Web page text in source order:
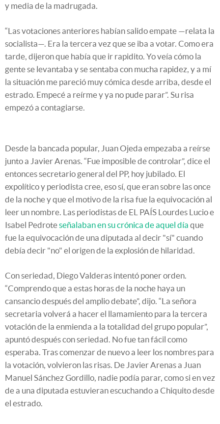
y media de la madrugada.
“Las votaciones anteriores habían salido empate —relata la
socialista—. Era la tercera vez que se iba a votar. Como era
tarde, dijeron que había que ir rapidito. Yo veía cómo la
gente se levantaba y se sentaba con mucha rapidez, y a mí
la situación me pareció muy cómica desde arriba, desde el
estrado. Empecé a reírme y ya no pude parar”. Su risa
empezó a contagiarse.
Desde la bancada popular, Juan Ojeda empezaba a reírse
junto a Javier Arenas. “Fue imposible de controlar”, dice el
entonces secretario general del PP, hoy jubilado. El
expolítico y periodista cree, eso sí, que eran sobre las once
de la noche y que el motivo de la risa fue la equivocación al
leer un nombre. Las periodistas de EL PAÍS Lourdes Lucio e
Isabel Pedroteseñalaban en su crónica de aquel día que
fue la equivocación de una diputada al decir "sí" cuando
debía decir "no" el origen de la explosión de hilaridad.
Con seriedad, Diego Valderas intentó poner orden.
“Comprendo que a estas horas de la noche haya un
cansancio después del amplio debate”, dijo. “La señora
secretaria volverá a hacer el llamamiento para la tercera
votación de la enmienda a la totalidad del grupo popular”,
apuntó después con seriedad. No fue tan fácil como
esperaba. Tras comenzar de nuevo a leer los nombres para
la votación, volvieron las risas. De Javier Arenas a Juan
Manuel Sánchez Gordillo, nadie podía parar, como si en vez
de a una diputada estuvieran escuchando a Chiquito desde
el estrado.